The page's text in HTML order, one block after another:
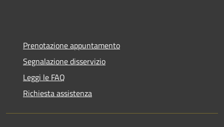
Prenotazione appuntamento
Segnalazione disservizio
Leggi le FAQ
Richiesta assistenza